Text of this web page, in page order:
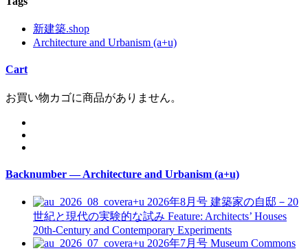
新建築.shop
Architecture and Urbanism (a+u)
Cart
お買い物カゴに商品がありません。
Backnumber — Architecture and Urbanism (a+u)
a+u 2026年8月号 建築家の自邸－20
世紀と現代の実験的な試み Feature: Architects’ Houses
20th-Century and Contemporary Experiments
a+u 2026年7月号 Museum Commons